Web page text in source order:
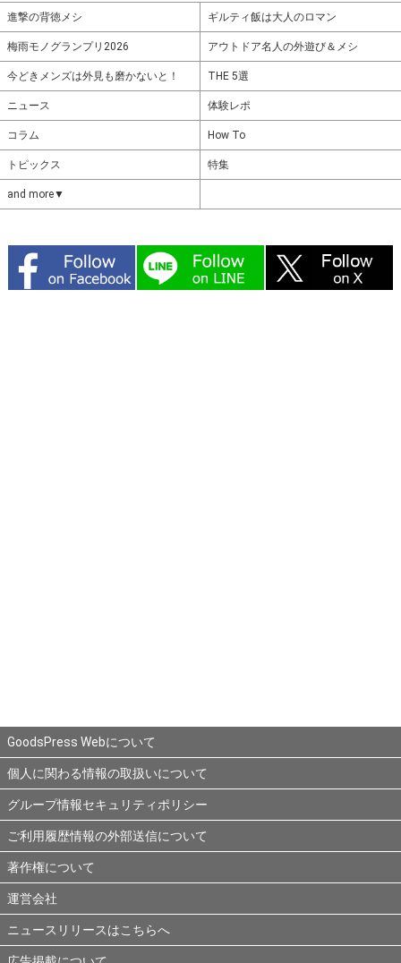
進撃の背徳メシ ギルティ飯は大人のロマン
梅雨モノグランプリ2026 アウトドア名人の外遊び＆メシ
今どきメンズは外見も磨かないと！ THE 5選
ニュース 体験レポ
コラム How To
トピックス 特集
and more▼
GoodsPress Webについて
個人に関わる情報の取扱いについて
グループ情報セキュリティポリシー
ご利用履歴情報の外部送信について
著作権について
運営会社
ニュースリリースはこちらへ